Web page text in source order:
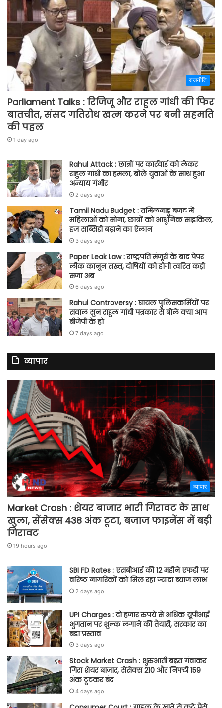
राजनीति
Parliament Talks : रिजिजू और राहुल गांधी की फिर
बातचीत, संसद गतिरोध खत्म करने पर बनी सहमति
की पहल
1 day ago
Rahul Attack : छात्रों पर कार्रवाई को लेकर
राहुल गांधी का हमला, बोले युवाओं के साथ हुआ
अन्याय गंभीर
2 days ago
Tamil Nadu Budget : तमिलनाडु बजट में
महिलाओं को सोना, छात्रों को आधुनिक साइकिल,
हज सब्सिडी बढ़ाने का ऐलान
3 days ago
Paper Leak Law : राष्ट्रपति मंजूरी के बाद पेपर
लीक कानून सख्त, दोषियों को होगी त्वरित कड़ी
सजा अब
6 days ago
Rahul Controversy : घायल पुलिसकर्मियों पर
सवाल सुन राहुल गांधी पत्रकार से बोले क्या आप
बीजेपी के हो
7 days ago
व्यापार
व्यापार
Market Crash : शेयर बाजार भारी गिरावट के साथ
खुला, सेंसेक्स 438 अंक टूटा, बजाज फाइनेंस में बड़ी
गिरावट
19 hours ago
SBI FD Rates : एसबीआई की 12 महीने एफडी पर
वरिष्ठ नागरिकों को मिल रहा ज्यादा ब्याज लाभ
2 days ago
UPI Charges : दो हजार रुपये से अधिक यूपीआई
भुगतान पर शुल्क लगाने की तैयारी, सरकार का
बड़ा प्रस्ताव
3 days ago
Stock Market Crash : शुरुआती बढ़त गंवाकर
गिरा शेयर बाजार, सेंसेक्स 210 और निफ्टी 159
अंक टूटकर बंद
4 days ago